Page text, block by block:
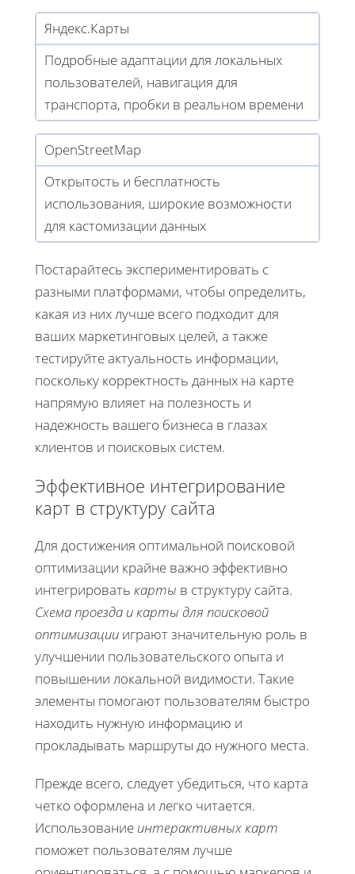
Яндекс.Карты
Подробные адаптации для локальных
пользователей, навигация для
транспорта, пробки в реальном времени
OpenStreetMap
Открытость и бесплатность
использования, широкие возможности
для кастомизации данных
Постарайтесь экспериментировать с
разными платформами, чтобы определить,
какая из них лучше всего подходит для
ваших маркетинговых целей, а также
тестируйте актуальность информации,
поскольку корректность данных на карте
напрямую влияет на полезность и
надежность вашего бизнеса в глазах
клиентов и поисковых систем.
Эффективное интегрирование
карт в структуру сайта
Для достижения оптимальной поисковой
оптимизации крайне важно эффективно
интегрировать карты в структуру сайта.
Схема проезда и карты для поисковой
оптимизации играют значительную роль в
улучшении пользовательского опыта и
повышении локальной видимости. Такие
элементы помогают пользователям быстро
находить нужную информацию и
прокладывать маршруты до нужного места.
Прежде всего, следует убедиться, что карта
четко оформлена и легко читается.
Использование интерактивных карт
поможет пользователям лучше